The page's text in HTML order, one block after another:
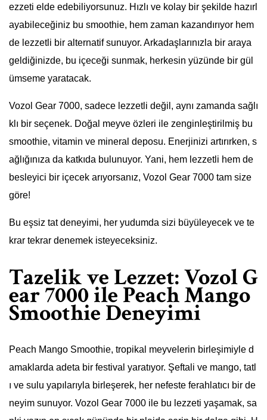
ezzeti elde edebiliyorsunuz. Hızlı ve kolay bir şekilde hazırl
ayabileceğiniz bu smoothie, hem zaman kazandırıyor hem
de lezzetli bir alternatif sunuyor. Arkadaşlarınızla bir araya
geldiğinizde, bu içeceği sunmak, herkesin yüzünde bir gül
ümseme yaratacak.
Vozol Gear 7000, sadece lezzetli değil, aynı zamanda sağlı
klı bir seçenek. Doğal meyve özleri ile zenginleştirilmiş bu
smoothie, vitamin ve mineral deposu. Enerjinizi artırırken, s
ağlığınıza da katkıda bulunuyor. Yani, hem lezzetli hem de
besleyici bir içecek arıyorsanız, Vozol Gear 7000 tam size
göre!
Bu eşsiz tat deneyimi, her yudumda sizi büyüleyecek ve te
krar tekrar denemek isteyeceksiniz.
Tazelik ve Lezzet: Vozol G
ear 7000 ile Peach Mango
Smoothie Deneyimi
Peach Mango Smoothie, tropikal meyvelerin birleşimiyle d
amaklarda adeta bir festival yaratıyor. Şeftali ve mango, tatl
ı ve sulu yapılarıyla birleşerek, her nefeste ferahlatıcı bir de
neyim sunuyor. Vozol Gear 7000 ile bu lezzeti yaşamak, sa